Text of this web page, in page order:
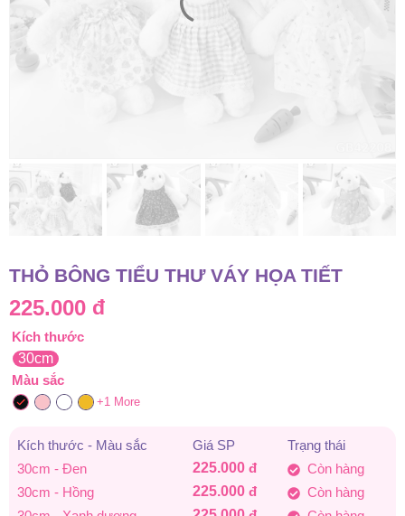
THỎ BÔNG TIỂU THƯ VÁY HỌA TIẾT
225.000 đ
Kích thước
30cm
Màu sắc
+1 More
Kích thước - Màu sắc Giá SP
Trạng thái
30cm - Đen
225.000 đ
Còn hàng
30cm - Hồng
225.000 đ
Còn hàng